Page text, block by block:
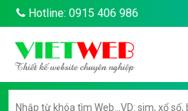
Hotline: 0915 406 986